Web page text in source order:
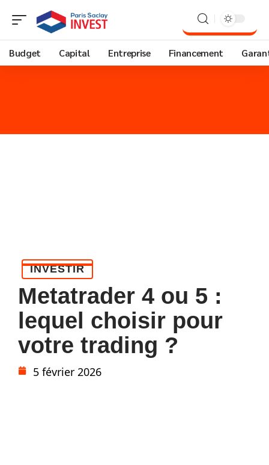
Budget Capital Entreprise Financement
INVESTIR
Metatrader 4 ou 5 :
lequel choisir pour
votre trading ?
5 février 2026